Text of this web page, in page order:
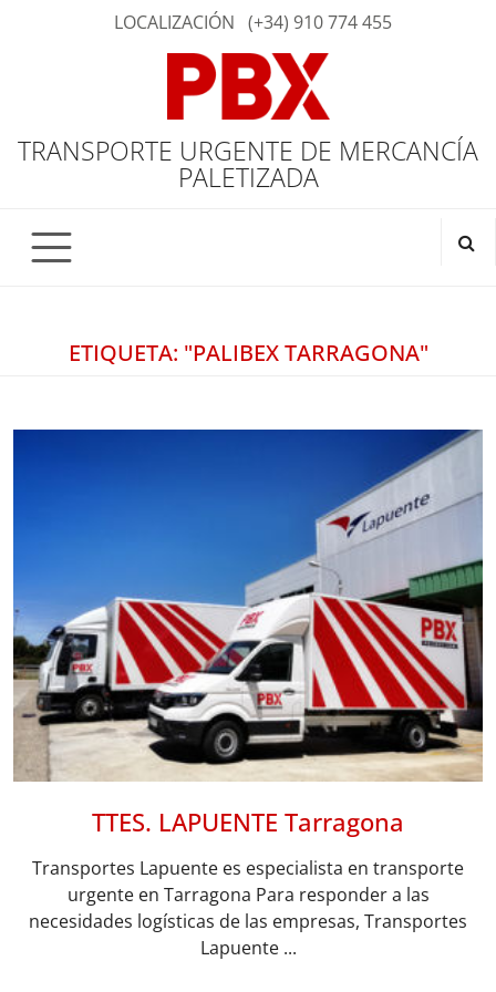
LOCALIZACIÓN (+34) 910 774 455
TRANSPORTE URGENTE DE MERCANCÍA
PALETIZADA
ETIQUETA: "PALIBEX TARRAGONA"
TTES. LAPUENTE Tarragona
Transportes Lapuente es especialista en transporte
urgente en Tarragona Para responder a las
necesidades logísticas de las empresas, Transportes
Lapuente ...